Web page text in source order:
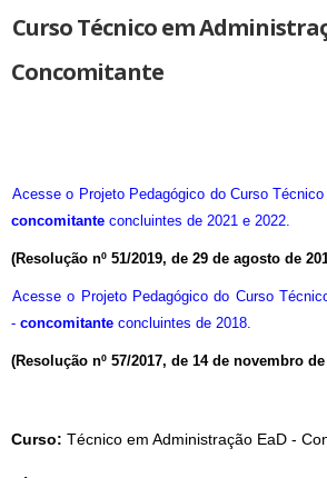
Curso Técnico em
Concomitante
Acesse o Projeto Pedagógico do Curso
concomitante concluintes de 2021 e 2022.
(Resolução nº 51/2019, de 29 de agosto de
Acesse o Projeto Pedagógico do Curso
- concomitante concluintes de 2018.
(Resolução nº 57/2017, de 14 de novembro de
Curso: Técnico em Administração EaD -